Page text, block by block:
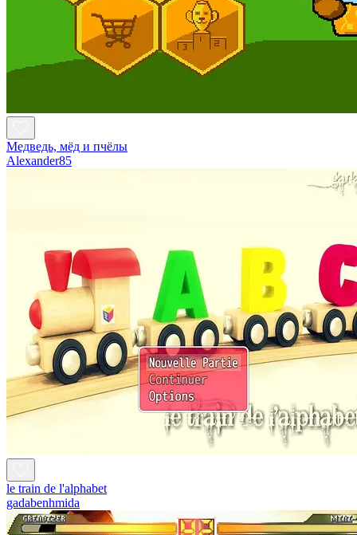
Медведь, мёд и пчёлы
Alexander85
le train de l'alphabet
gadabenhmida